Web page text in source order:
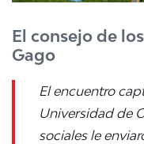
El consejo de
Gago
El encuentro
Universidad de
sociales le